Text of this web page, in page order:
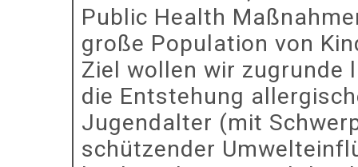
Public Health
große Population von
Ziel wollen wir zugrunde
die Entstehung
Jugendalter (mit
schützender